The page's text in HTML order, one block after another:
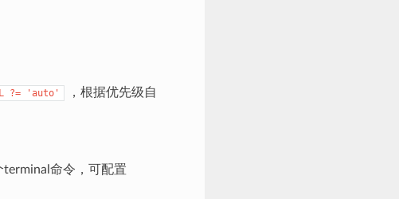
?= 'auto'
，根据优先级自
命令，可配置